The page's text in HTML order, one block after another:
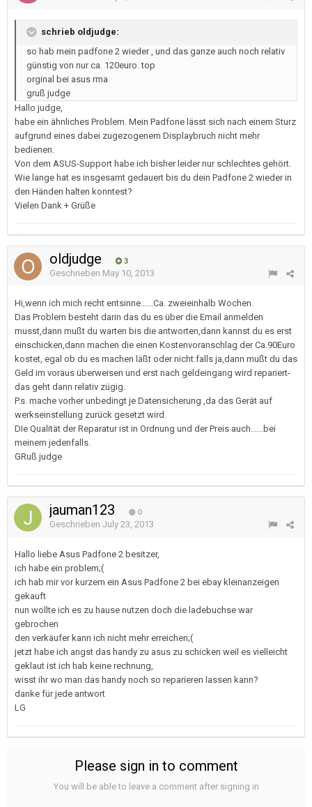
schrieb oldjudge:
so hab mein padfone 2 wieder , und das ganze auch noch relativ
günstig von nur ca. 120euro. top
orginal bei asus rma
gruß judge
Hallo judge,
habe ein ähnliches Problem. Mein Padfone lässt sich nach einem Sturz
aufgrund eines dabei zugezogenem Displaybruch nicht mehr
bedienen.
Von dem ASUS-Support habe ich bisher leider nur schlechtes gehört.
Wie lange hat es insgesamt gedauert bis du dein Padfone 2 wieder in
den Händen halten konntest?
Vielen Dank + Grüße
oldjudge 3
Geschrieben May 10, 2013
Hi,wenn ich mich recht entsinne......Ca. zweieinhalb Wochen.
Das Problem besteht darin das du es über die Email anmelden
musst,dann mußt du warten bis die antworten,dann kannst du es erst
einschicken,dann machen die einen Kostenvoranschlag der Ca.90Euro
kostet, egal ob du es machen läßt oder nicht.falls ja,dann mußt du das
Geld im voraus überweisen und erst nach geldeingang wird repariert-
das geht dann relativ zügig.
P.s. mache vorher unbedingt je Datensicherung ,da das Gerät auf
werkseinstellung zurück gesetzt wird.
DIe Qualität der Reparatur ist in Ordnung und der Preis auch......bei
meinem jedenfalls.
GRuß judge
jauman123 0
Geschrieben July 23, 2013
Hallo liebe Asus Padfone 2 besitzer,
ich habe ein problem;(
ich hab mir vor kurzem ein Asus Padfone 2 bei ebay kleinanzeigen
gekauft
nun wollte ich es zu hause nutzen doch die ladebuchse war
gebrochen
den verkäufer kann ich nicht mehr erreichen;(
jetzt habe ich angst das handy zu asus zu schicken weil es vielleicht
geklaut ist ich hab keine rechnung,
wisst ihr wo man das handy noch so reparieren lassen kann?
danke für jede antwort
LG
Please sign in to comment
You will be able to leave a comment after signing in